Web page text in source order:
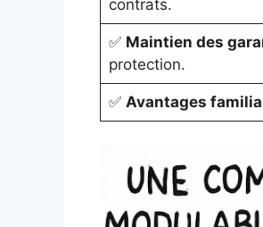
contrats.
✅ Maintien des
protection.
✅ Avantages